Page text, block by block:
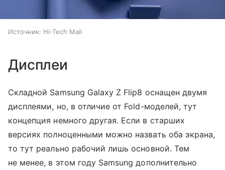
Источник: Hi-Tech Mail
Дисплеи
Складной Samsung Galaxy Z Flip8 оснащен двумя
дисплеями, но, в отличие от Fold-моделей, тут
концепция немного другая. Если в старших
версиях полноценными можно назвать оба экрана,
то тут реально рабочий лишь основной. Тем
не менее, в этом году Samsung дополнительно